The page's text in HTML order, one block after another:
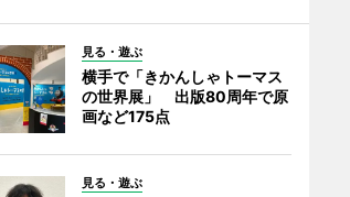
見る・遊ぶ
横手で「きかんしゃトーマス
の世界展」 出版80周年で原
画など175点
見る・遊ぶ